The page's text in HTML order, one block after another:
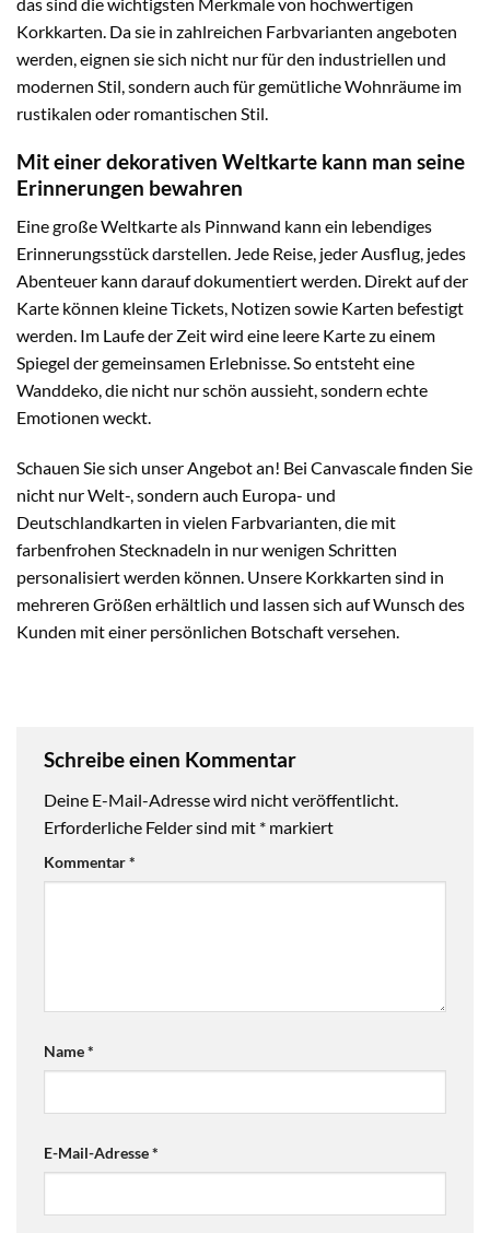
Korkkarten. Da sie in zahlreichen Farbvarianten angeboten
werden, eignen sie sich nicht nur für den industriellen und
modernen Stil, sondern auch für gemütliche Wohnräume im
rustikalen oder romantischen Stil.
Mit einer dekorativen Weltkarte kann man seine
Erinnerungen bewahren
Eine große Weltkarte als Pinnwand kann ein lebendiges
Erinnerungsstück darstellen. Jede Reise, jeder Ausflug, jedes
Abenteuer kann darauf dokumentiert werden. Direkt auf der
Karte können kleine Tickets, Notizen sowie Karten befestigt
werden. Im Laufe der Zeit wird eine leere Karte zu einem
Spiegel der gemeinsamen Erlebnisse. So entsteht eine
Wanddeko, die nicht nur schön aussieht, sondern echte
Emotionen weckt.
Schauen Sie sich unser Angebot an! Bei Canvascale finden Sie
nicht nur Welt-, sondern auch Europa- und
Deutschlandkarten in vielen Farbvarianten, die mit
farbenfrohen Stecknadeln in nur wenigen Schritten
personalisiert werden können. Unsere Korkkarten sind in
mehreren Größen erhältlich und lassen sich auf Wunsch des
Kunden mit einer persönlichen Botschaft versehen.
Schreibe einen Kommentar
Deine E-Mail-Adresse wird nicht veröffentlicht.
Erforderliche Felder sind mit * markiert
Kommentar*
Name*
E-Mail-Adresse*